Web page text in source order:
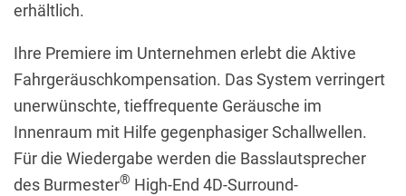
erhältlich.
Ihre Premiere im Unternehmen erlebt die Aktive
Fahrgeräuschkompensation. Das System verringert
unerwünschte, tieffrequente Geräusche im
Innenraum mit Hilfe gegenphasiger Schallwellen.
Für die Wiedergabe werden die Basslautsprecher
des Burmester® High-End 4D-Surround-